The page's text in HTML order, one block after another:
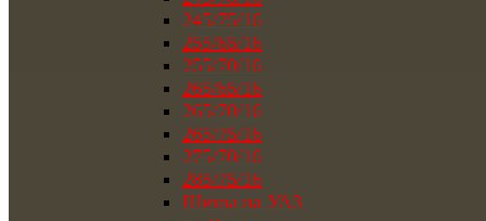
245/75/16
255/65/16
255/70/16
265/65/16
265/70/16
265/75/16
275/70/16
285/75/16
Шины на УАЗ